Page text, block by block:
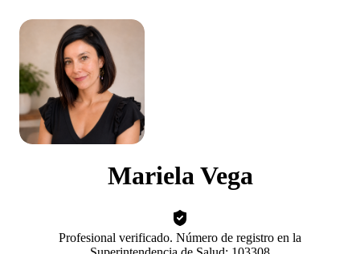
Mariela Vega
Profesional verificado. Número de registro en la